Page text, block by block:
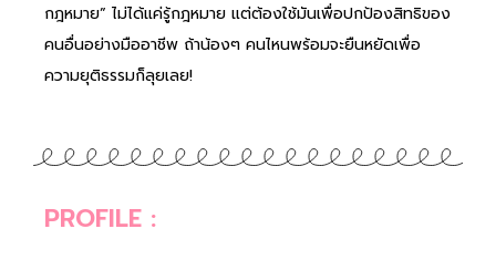
กฎหมาย” ไม่ได้แค่รู้กฎหมาย แต่ต้องใช้มันเพื่อปกป้องสิทธิของ
คนอื่นอย่างมืออาชีพ ถ้าน้องๆ คนไหนพร้อมจะยืนหยัดเพื่อ
ความยุติธรรมก็ลุยเลย!
PROFILE :